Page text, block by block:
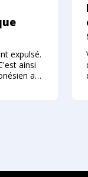
expulsé.
ainsi
a